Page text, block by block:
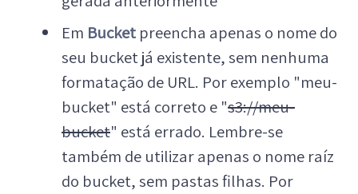
Em Bucket preencha apenas o nome do
seu bucket já existente, sem nenhuma
formatação de URL. Por exemplo "meu-
bucket" está correto e "s3://meu-
bucket" está errado. Lembre-se
também de utilizar apenas o nome raíz
do bucket, sem pastas filhas. Por